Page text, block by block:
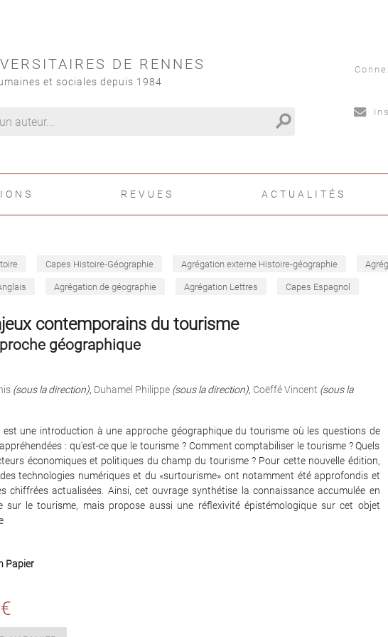
DE RENNES
et sociales depuis 1984
search
REVUES ACTUALITÉS
Capes Histoire-Géographie Agrégation externe Histoire-géographie
Agrégation de géographie Agrégation Lettres Capes Espagnol
contemporains du tourisme
géographique
(sous la direction), Duhamel Philippe (sous la direction), Coëffé Vincent (sous la
est une introduction à une approche géographique du tourisme où les questions de
: qu'est-ce que le tourisme ? Comment comptabiliser le tourisme ? Quels
économiques et politiques du champ du tourisme ? Pour cette nouvelle édition,
des technologies numériques et du «surtourisme» ont notamment été approfondis et
chiffrées actualisées. Ainsi, cet ouvrage synthétise la connaissance accumulée en
sur le tourisme, mais propose aussi une réflexivité épistémologique sur cet objet
Papier